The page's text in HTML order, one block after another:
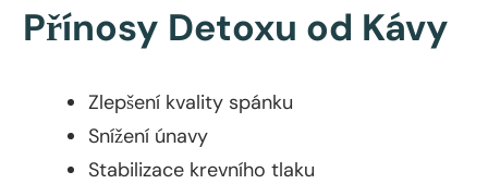
Přínosy Detoxu od Kávy
Zlepšení kvality spánku
Snížení únavy
Stabilizace krevního tlaku